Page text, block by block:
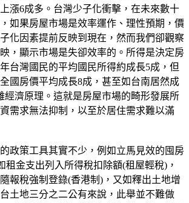
漲6成多。台灣少子化衝擊，在未來數十
如果房屋市場是效率運作、理性預期，價
化因素提前反映到現在，然而我們卻觀察
，顯示市場是失卻效率的。所得是決定房
台灣國民的平均國民所得約成長5成，但
國房價平均成長8成，甚至如台南居然成
經濟原理。這就是房屋市場的畸形發展所
需求無法抑制，以至於居住需求難以滿
政策工具其實不少，例如立馬見效的囤房
租金支出列入所得稅扣除額(租屋輕稅)，
報稅強制登錄(香港制)，又如釋出土地增
土地三分之二公有來說，此舉並不難做